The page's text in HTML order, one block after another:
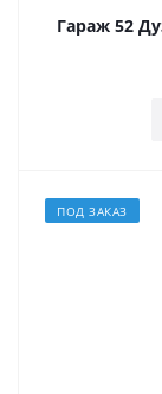
Гараж 52
ПОД ЗАКАЗ